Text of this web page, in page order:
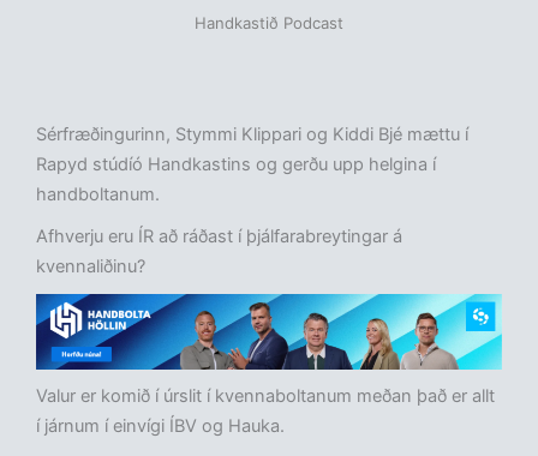
Handkastið Podcast
Sérfræðingurinn, Stymmi Klippari og Kiddi Bjé mættu í
Rapyd stúdíó Handkastins og gerðu upp helgina í
handboltanum.
Afhverju eru ÍR að ráðast í þjálfarabreytingar á
kvennaliðinu?
Valur er komið í úrslit í kvennaboltanum meðan það er allt
í járnum í einvígi ÍBV og Hauka.